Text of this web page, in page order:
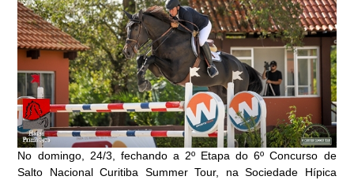
No domingo, 24/3, fechando a 2º Etapa do 6º Concurso de
Salto Nacional Curitiba Summer Tour, na Sociedade Hí­pica